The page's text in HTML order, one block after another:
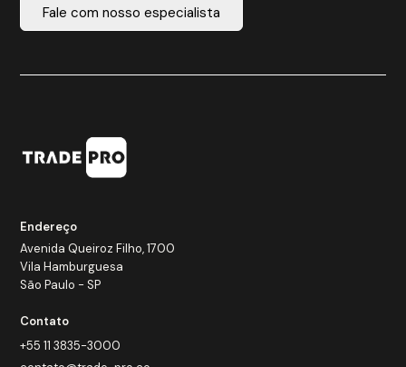
Fale com nosso especialista
Endereço
Avenida Queiroz Filho, 1700
Vila Hamburguesa
São Paulo - SP
Contato
+55 11 3835-3000